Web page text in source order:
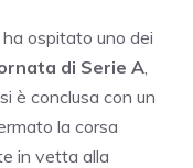
ha ospitato uno dei
di Serie A
è conclusa con un
la corsa
in vetta alla